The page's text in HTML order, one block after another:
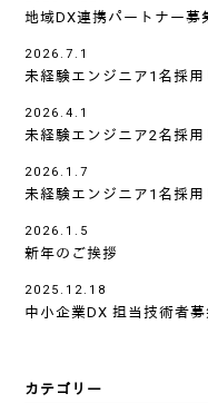
地域DX連携パートナー募
2026.7.1
未経験エンジニア1名採用
2026.4.1
未経験エンジニア2名採用
2026.1.7
未経験エンジニア1名採用
2026.1.5
新年のご挨拶
2025.12.18
中小企業DX 担当技術者
カテゴリー